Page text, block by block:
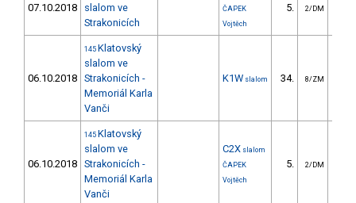
07.10.2018
slalom ve
Strakonicích
ČAPEK
Vojtěch
5. 2/DM
06.10.2018
145 Klatovský
slalom ve
Strakonicích -
Memoriál Karla
Vanči
K1W slalom 34. 8/ZM
06.10.2018
145 Klatovský
slalom ve
Strakonicích -
Memoriál Karla
Vanči
C2X slalom
ČAPEK
Vojtěch
5. 2/DM